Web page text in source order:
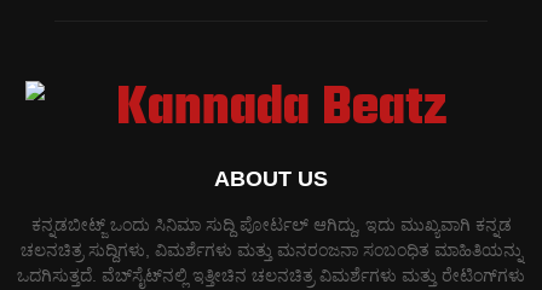
ABOUT US
ಕನ್ನಡಬೀಟ್ಜ್ ಒಂದು ಸಿನಿಮಾ ಸುದ್ದಿ ಪೋರ್ಟಲ್ ಆಗಿದ್ದು, ಇದು ಮುಖ್ಯವಾಗಿ ಕನ್ನಡ
ಚಲನಚಿತ್ರ ಸುದ್ದಿಗಳು, ವಿಮರ್ಶೆಗಳು ಮತ್ತು ಮನರಂಜನಾ ಸಂಬಂಧಿತ ಮಾಹಿತಿಯನ್ನು
ಒದಗಿಸುತ್ತದೆ. ವೆಬ್‌ಸೈಟ್‌ನಲ್ಲಿ ಇತ್ತೀಚಿನ ಚಲನಚಿತ್ರ ವಿಮರ್ಶೆಗಳು ಮತ್ತು ರೇಟಿಂಗ್‌ಗಳು